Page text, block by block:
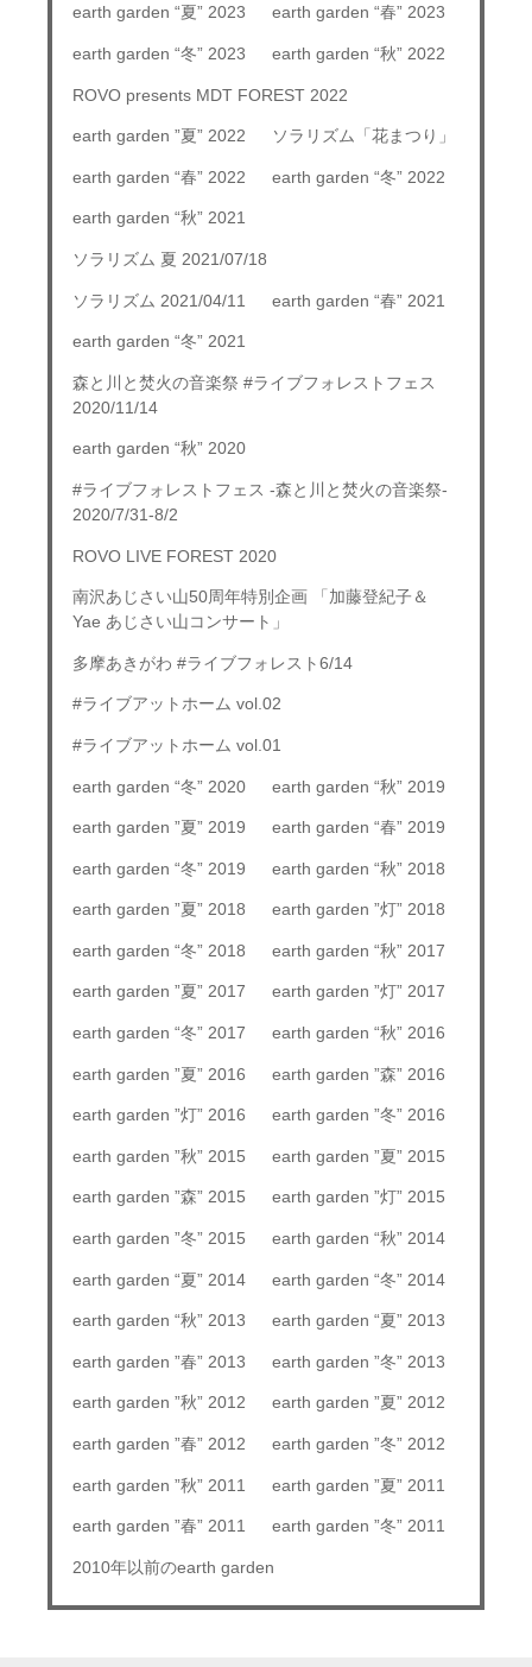
earth garden “夏” 2023 earth garden “春” 2023
earth garden “冬” 2023 earth garden “秋” 2022
ROVO presents MDT FOREST 2022
earth garden ”夏” 2022 ソラリズム「花まつり」
earth garden “春” 2022 earth garden “冬” 2022
earth garden “秋” 2021
ソラリズム 夏 2021/07/18
ソラリズム 2021/04/11 earth garden “春” 2021
earth garden “冬” 2021
森と川と焚火の音楽祭 #ライブフォレストフェス
2020/11/14
earth garden “秋” 2020
#ライブフォレストフェス -森と川と焚火の音楽祭-
2020/7/31-8/2
ROVO LIVE FOREST 2020
南沢あじさい山50周年特別企画 「加藤登紀子＆
Yae あじさい山コンサート」
多摩あきがわ #ライブフォレスト6/14
#ライブアットホーム vol.02
#ライブアットホーム vol.01
earth garden “冬” 2020 earth garden “秋” 2019
earth garden ”夏” 2019 earth garden “春” 2019
earth garden “冬” 2019 earth garden “秋” 2018
earth garden ”夏” 2018 earth garden ”灯” 2018
earth garden “冬” 2018 earth garden “秋” 2017
earth garden ”夏” 2017 earth garden ”灯” 2017
earth garden “冬” 2017 earth garden “秋” 2016
earth garden ”夏” 2016 earth garden ”森” 2016
earth garden ”灯” 2016 earth garden ”冬” 2016
earth garden ”秋” 2015 earth garden ”夏” 2015
earth garden ”森” 2015 earth garden ”灯” 2015
earth garden ”冬” 2015 earth garden “秋” 2014
earth garden “夏” 2014 earth garden “冬” 2014
earth garden “秋” 2013 earth garden “夏” 2013
earth garden ”春” 2013 earth garden ”冬” 2013
earth garden ”秋” 2012 earth garden ”夏” 2012
earth garden ”春” 2012 earth garden ”冬” 2012
earth garden ”秋” 2011 earth garden ”夏” 2011
earth garden ”春” 2011 earth garden ”冬” 2011
2010年以前のearth garden